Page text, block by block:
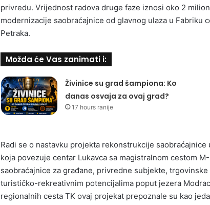
privredu. Vrijednost radova druge faze iznosi oko 2
modernizacije saobraćajnice od glavnog ulaza u Fabriku
Petraka.
Možda će Vas zanimati i:
Živinice su grad šampiona: Ko
danas osvaja za ovaj grad?
17 hours ranije
Radi se o nastavku projekta rekonstrukcije
koja povezuje centar Lukavca sa magistralnom cestom
saobraćajnice za građane, privredne subjekte,
turističko-rekreativnim potencijalima poput jezera
regionalnih cesta TK ovaj projekat prepoznale su kao